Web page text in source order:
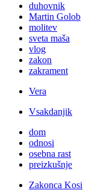
duhovnik
Martin Golob
molitev
sveta maša
vlog
zakon
zakrament
Vera
Vsakdanjik
dom
odnosi
osebna rast
preizkušnje
Zakonca Kosi